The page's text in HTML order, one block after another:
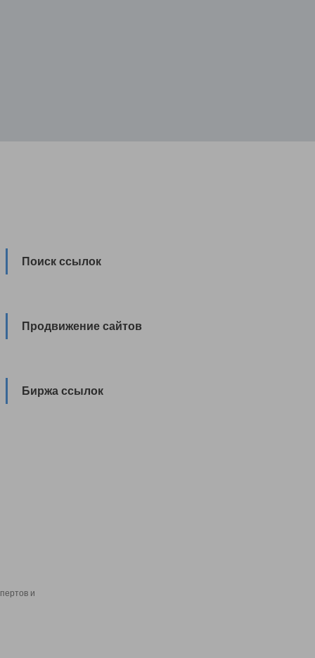
Поиск ссылок
Продвижение сайтов
Биржа ссылок
и